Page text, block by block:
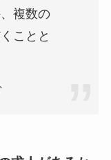
複数の
ことと